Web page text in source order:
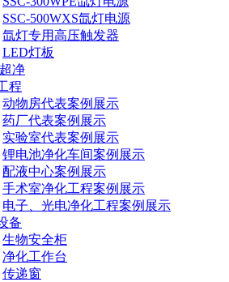
SSC-500WXS氙灯电源
氙灯专用高压触发器
LED灯板
净
程
动物房代表案例展示
药厂代表案例展示
实验室代表案例展示
锂电池净化车间案例展示
配液中心案例展示
手术室净化工程案例展示
电子、光电净化工程案例展示
备
生物安全柜
净化工作台
传递窗